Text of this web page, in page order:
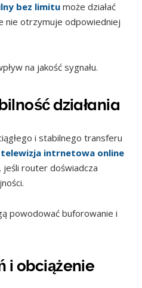
bez limitu może działać
nie otrzymuje odpowiedniej
na jakość sygnału.
działania
i stabilnego transferu
telewizja intrnetowa online
jeśli router doświadcza
powodować buforowanie i
i obciążenie